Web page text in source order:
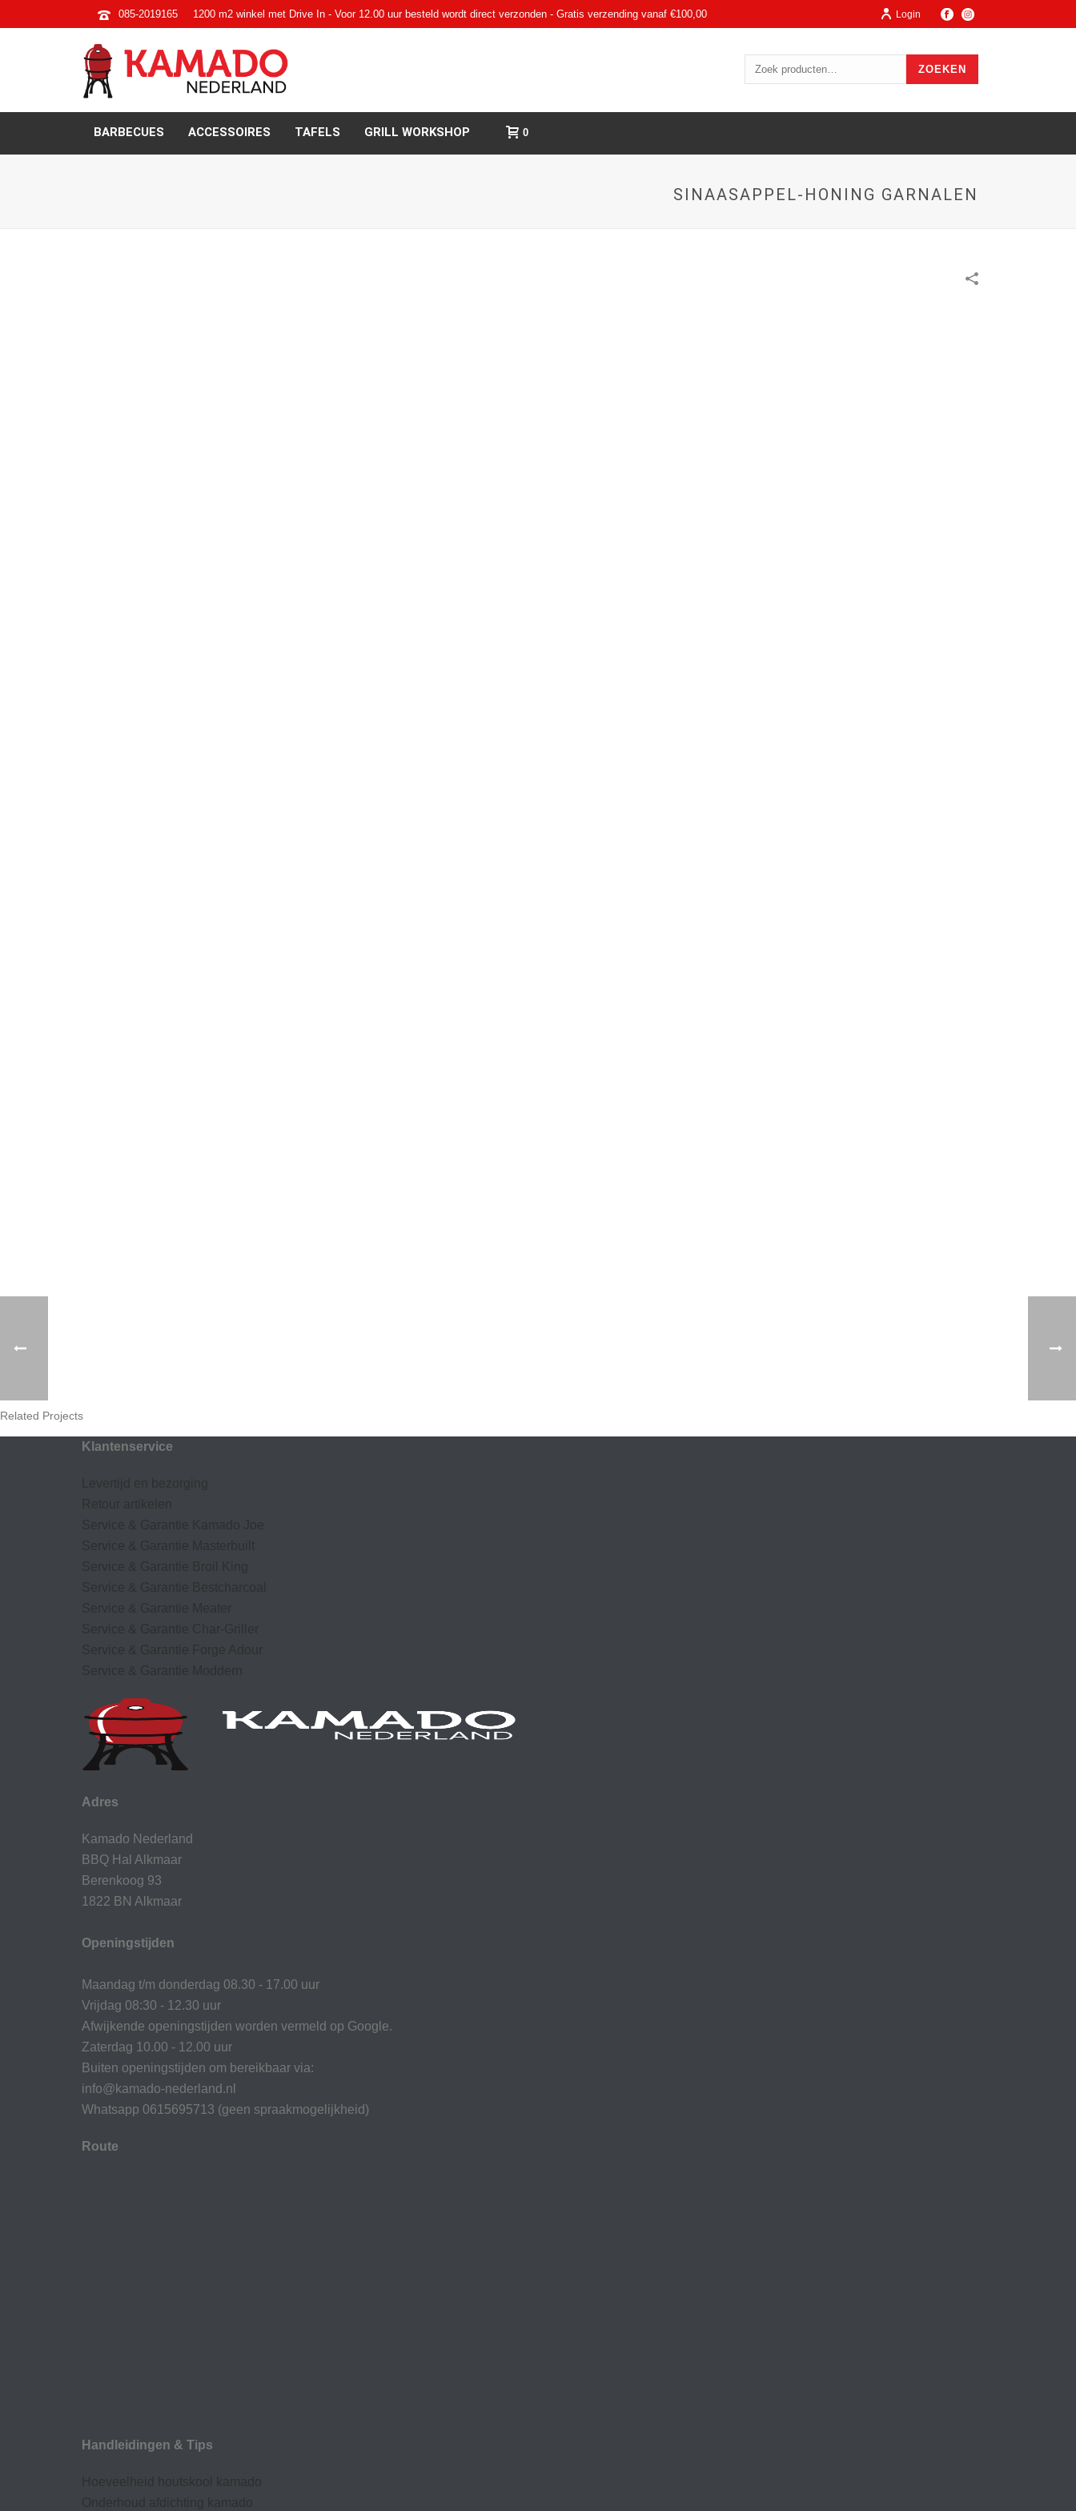
085-2019165 1200 m2 winkel met Drive In - Voor 12.00 uur besteld wordt direct verzonden - Gratis verzending vanaf €100,00 Login
ZOEKEN
BARBECUES ACCESSOIRES TAFELS GRILL WORKSHOP 0
SINAASAPPEL-HONING GARNALEN
Related Projects
Klantenservice
Levertijd en bezorging
Retour artikelen
Service & Garantie Kamado Joe
Service & Garantie Masterbuilt
Service & Garantie Broil King
Service & Garantie Bestcharcoal
Service & Garantie Meater
Service & Garantie Char-Griller
Service & Garantie Forge Adour
Service & Garantie Moddern
Adres
Kamado Nederland
BBQ Hal Alkmaar
Berenkoog 93
1822 BN Alkmaar
Openingstijden
Maandag t/m donderdag 08.30 - 17.00 uur
Vrijdag 08:30 - 12.30 uur
Afwijkende openingstijden worden vermeld op Google.
Zaterdag 10.00 - 12.00 uur
Buiten openingstijden om bereikbaar via:
info@kamado-nederland.nl
Whatsapp 0615695713 (geen spraakmogelijkheid)
Route
Handleidingen & Tips
Hoeveelheid houtskool kamado
Onderhoud afdic
hting kamado